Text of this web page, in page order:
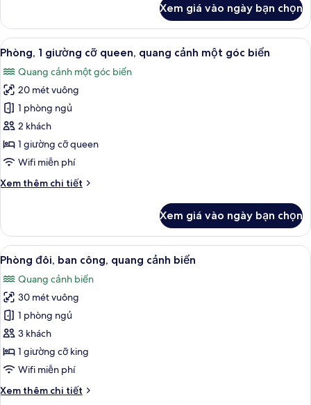
King
Bed
Sea
View
Room
King
Bed
Xem giá vào ngày bạn chọn
Xem
tất
cả
ảnh
Phòng,
1
giường
cỡ
quang
góc
biển
Phòng, 1 giường cỡ queen, quang
5
Phòng, 1 giường cỡ queen, quang cảnh một góc biển
Quang cảnh một góc biển
20 mét vuông
1 phòng ngủ
2 khách
1 giường cỡ queen
Wifi miễn phí
Xem thêm chi tiết
Chi
Phòng,
giường
queen,
quang
cảnh
một
góc
biển
Xem giá vào ngày bạn chọn
Xem
tất
cả
ảnh
Phòng
đôi,
ban
công,
cảnh
Phòng đôi, ban công, quang cảnh
5
Phòng đôi, ban công, quang cảnh biển
Quang cảnh biển
30 mét vuông
1 phòng ngủ
3 khách
1 giường cỡ king
Wifi miễn phí
Xem thêm chi tiết
Chi